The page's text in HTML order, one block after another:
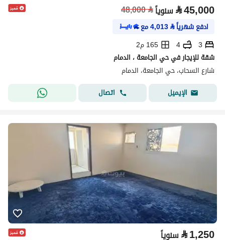
⃁45,000 سنوياً⃁
48,000
ادفع شهرياً⃁
4,013مع
3
4
165 م2
شقة للإيجار في حي الجامعة ، الدمام
شارع السحاب، حي الجامعة، الدمام
الإيميل
اتصال
⃁1,250 سنوياً